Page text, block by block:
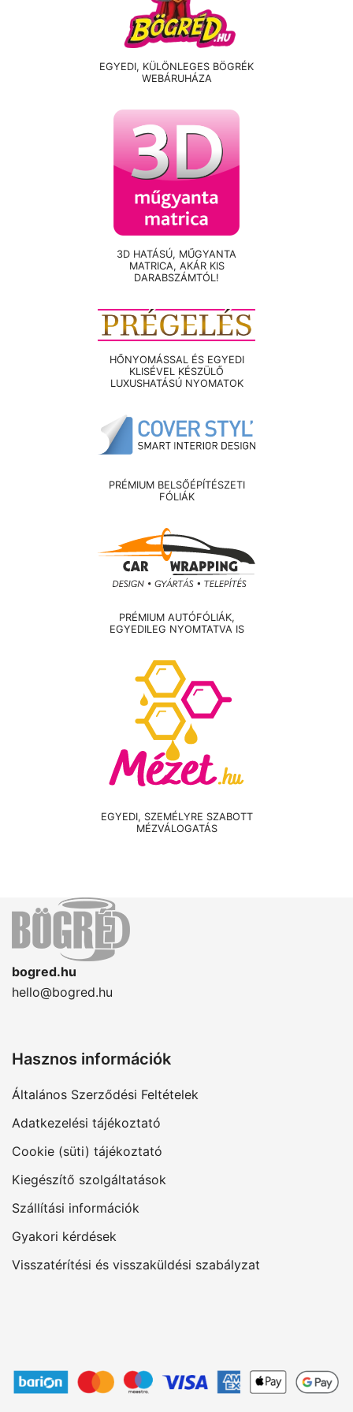
EGYEDI, KÜLÖNLEGES BÖGRÉK
WEBÁRUHÁZA
3D HATÁSÚ, MŰGYANTA
MATRICA, AKÁR KIS
DARABSZÁMTÓL!
HŐNYOMÁSSAL ÉS EGYEDI
KLISÉVEL KÉSZÜLŐ
LUXUSHATÁSÚ NYOMATOK
PRÉMIUM BELSŐÉPÍTÉSZETI
FÓLIÁK
PRÉMIUM AUTÓFÓLIÁK,
EGYEDILEG NYOMTATVA IS
EGYEDI, SZEMÉLYRE SZABOTT
MÉZVÁLOGATÁS
bogred.hu
hello@bogred.hu
Hasznos információk
Általános Szerződési Feltételek
Adatkezelési tájékoztató
Cookie (süti) tájékoztató
Kiegészítő szolgáltatások
Szállítási információk
Gyakori kérdések
Visszatérítési és visszaküldési szabályzat